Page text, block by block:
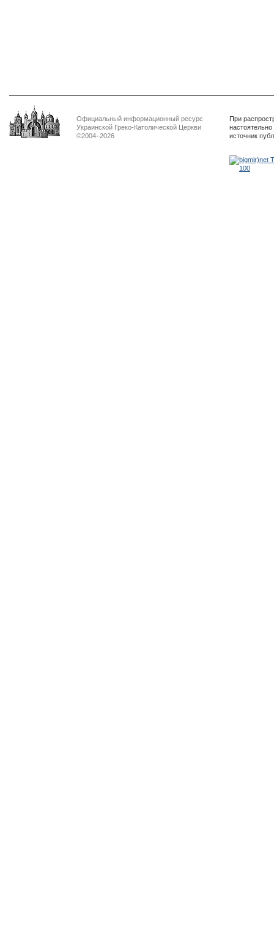
Официальный информационный ресурс
Украинской Греко-Католической Церкви
©2004–2026
При
источник